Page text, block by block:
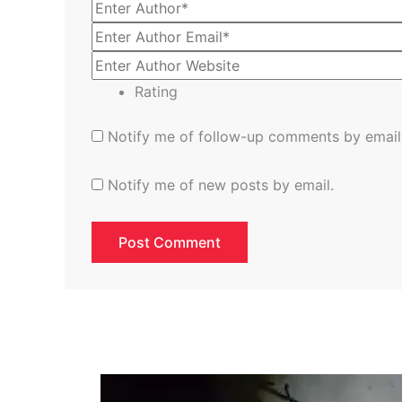
Rating
Notify me of follow-up comments by
Notify me of new posts by email.